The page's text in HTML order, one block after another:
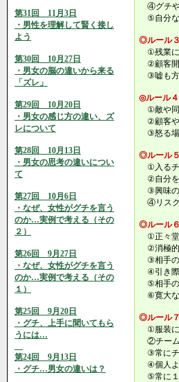
第31回 11月3日
・男性を理解して賢く接し
よう
第30回 10月27日
・男女の脳の違いから来る
「ズレ」
第29回 10月20日
・男女の感じ方の違い、ズ
レについて
第28回 10月13日
・男女の思考の違いについ
て
第27回 10月6日
・なぜ、女性がグチを言う
のか…実例で考える（その
２）
第26回 9月27日
・なぜ、女性がグチを言う
のか…実例で考える（その
１）
第25回 9月20日
・グチ、上手に聞いてもら
うには…
第24回 9月13日
・グチ…男女の違いは？
④グチや
⑤自分な
◎ルール
①残業に
②顧客開
③嘘も
◎ルール
①敵や同
②顧客や
③怒る場
◎ルール
①入るチ
②自分を
③興味の
④リスク
◎ルール
①正々堂
②消極的
③相手の
④引き際
⑤相手の
⑥寛大な
◎ルール
①服装に
②チーム
③常にチ
④個人よ
⑤常に１